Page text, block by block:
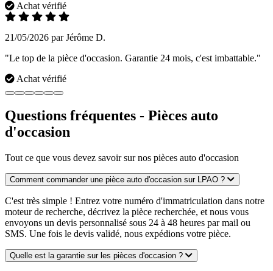
Achat vérifié
21/05/2026 par Jérôme D.
"Le top de la pièce d'occasion. Garantie 24 mois, c'est imbattable."
Achat vérifié
Questions fréquentes - Pièces auto
d'occasion
Tout ce que vous devez savoir sur nos pièces auto d'occasion
Comment commander une pièce auto d'occasion sur LPAO ?
C'est très simple ! Entrez votre numéro d'immatriculation dans notre
moteur de recherche, décrivez la pièce recherchée, et nous vous
envoyons un devis personnalisé sous 24 à 48 heures par mail ou
SMS. Une fois le devis validé, nous expédions votre pièce.
Quelle est la garantie sur les pièces d'occasion ?